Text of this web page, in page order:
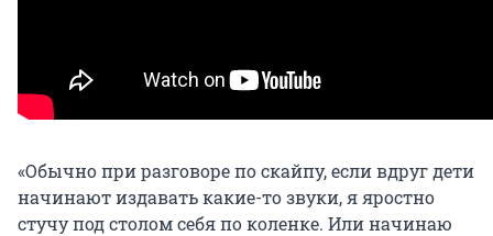
«Обычно при разговоре по скайпу, если вдруг дети
начинают издавать какие-то звуки, я яростно
стучу под столом себя по коленке. Или начинаю